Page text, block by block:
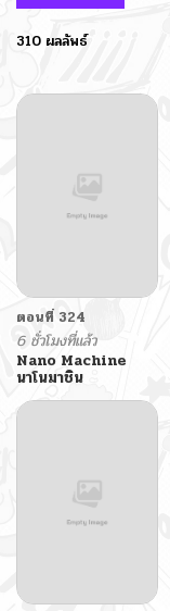
310 ผลลัพธ์
ตอนที่ 324
6 ชั่วโมงที่แล้ว
Nano Machine
นาโนมาชิน